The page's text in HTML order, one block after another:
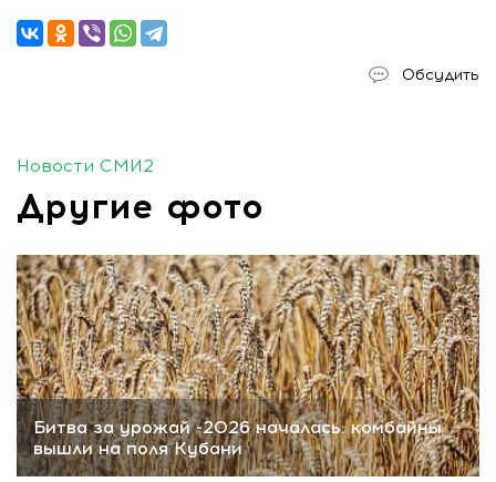
Обсудить
Новости СМИ2
Другие фото
Битва за урожай -2026 началась: комбайны
вышли на поля Кубани